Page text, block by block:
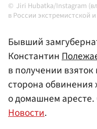
Jiri Hubatka/Instagram
в России экстремистской
Бывший
Константин
в получении
сторона обвинения
о домашнем
Новости.